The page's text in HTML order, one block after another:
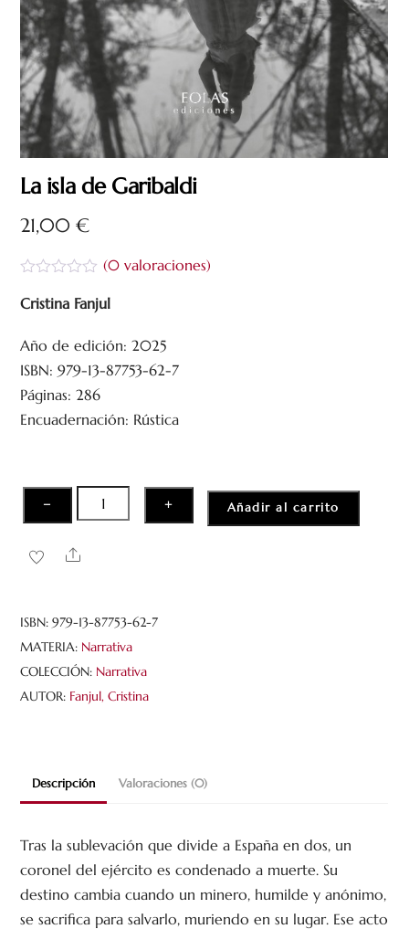
La isla de Garibaldi
21,00€
a
r
d
o
c
o
5
(0valoraciones)
Cristina Fanjul
Año de edición: 2025
ISBN: 979-13-87753-62-7
Páginas: 286
Encuadernación: Rústica
−
isla
de
+ Añadir al carrito
Share
ISBN:979-13-87753-62-7
MATERIA: Narrativa
COLECCIÓN: Narrativa
AUTOR: Fanjul, Cristina
Descripción Valoraciones (0)
Tras la sublevación que divide a España en dos, un
coronel del ejército es condenado a muerte. Su
destino cambia cuando un minero, humilde y anónimo,
se sacrifica para salvarlo, muriendo en su lugar. Ese acto